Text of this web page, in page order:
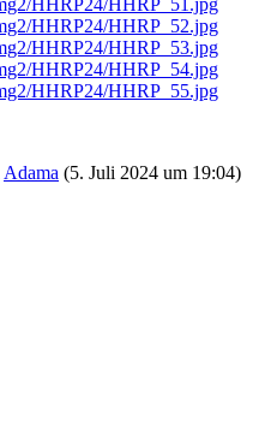
Adama (5. Juli 2024 um 19:04)